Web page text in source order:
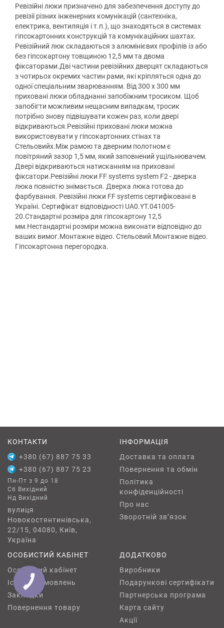
Ревізійні люки призначено для забезпечення доступу до
ревізії різних інженерних комунікацій (сантехніка,
електрика, вентиляція і т.п.), що знаходяться в системах
гіпсокартонних конструкцій та комунікаційних шахтах.
Ревізійний люк складаються з алюмінієвих профілів із або
без гіпсокартону товщиною 12,5 мм та двома
фіксаторами.Дві частини ревізійних дверцят складаються
з чотирьох окремих частин рами, які кріпляться одна до
одної спеціальним зварюванням. Від 300 х 300 мм
приховані люки обладнанні запобіжним тросиком. Щоб
запобігти можливим нещасним випадкам, тросик
потрібно знову підвішувати кожен раз, коли двері
відкриваються.Ревізійні приховані люки можна
використовувати у гіпсокартонних стінах та
Стельовийх.Між рамою та дверним полотном є
повітряний зазор 1,5 мм, який заповнений ущільнювачем.
Двері відкриваються натисканням на приховані
фіксатори.Ревізійні люки FF systems system F2 - дверка
люка повністю знімається. Дверка люка готова до
фарбування. Ревізійні люки FF systems сертифіковані в
Україні. Сертифікат відповідності UA0.YT.041005-
20.Стандартні розміра для гіпсокартону 12,5
мм.Нестандартні розміри можна виконати відповідно до
ваших вимог.Монтажне відео. Стельовий.Монтажне відео.
Гіпсокартонна перегородка.
КОНТАКТИ
+380 (67) 887 75 33
+380 (67) 887 75 23
Пн-Пт з 9 до 18
Сб Вихідний
Нд Вихідний
вулиця
Новокостянтинівська,
22/15, 04080, Київ,
Україна
ІНФОРМАЦІЯ
Доставка та оплата
Повернення та обмін
Політика
конфіденційності
Про нас
Зворотній зв’язок
ОСОБИСТИЙ КАБІНЕТ
Особистий кабінет
Історія замовлень
Закладки
Повернення товару
ДОДАТКОВО
Виробники
Подарункові сертифікати
Партнерська програма
Карта сайту
Акції
КНОПКА
ЗВ'ЯЗКУ